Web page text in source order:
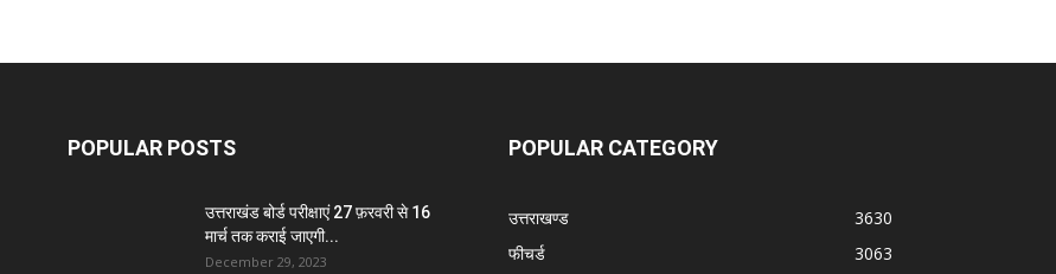
POPULAR POSTS
उत्तराखंड बोर्ड परीक्षाएं 27 फ़रवरी से 16
मार्च तक कराई जाएगी...
December 29, 2023
POPULAR CATEGORY
उत्तराखण्ड
3630
फीचर्ड
3063